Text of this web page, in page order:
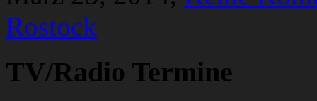
Rostock
TV/Radio Termine